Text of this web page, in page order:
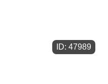
ID: 47989